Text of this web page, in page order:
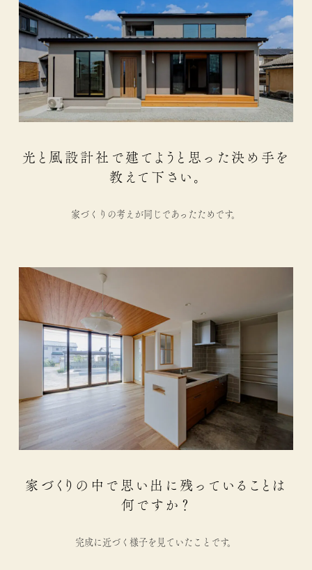
光と風設計社で建てようと思った決め手を
教えて下さい。
家づくりの考えが同じであったためです。
家づくりの中で思い出に残っていることは
何ですか？
完成に近づく様子を見ていたことです。